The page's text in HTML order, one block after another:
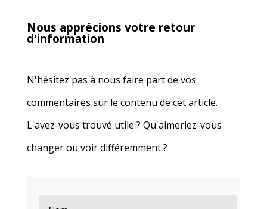
Nous apprécions votre retour
d'information
N'hésitez pas à nous faire part de vos
commentaires sur le contenu de cet article.
L'avez-vous trouvé utile ? Qu'aimeriez-vous
changer ou voir différemment ?